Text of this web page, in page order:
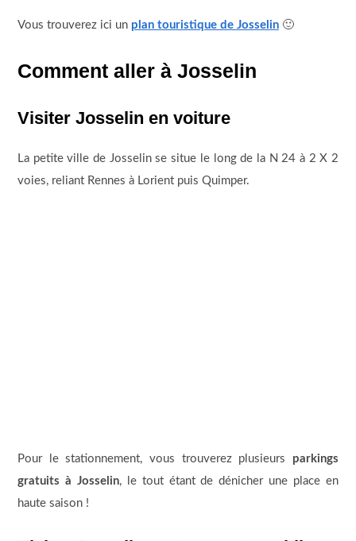
Vous trouverez ici un plan touristique de Josselin🙂
Comment aller à Josselin
Visiter Josselin en voiture
La petite ville de Josselin se situe le long de la N 24 à 2 X 2
voies, reliant Rennes à Lorient puis Quimper.
Pour le stationnement, vous trouverez plusieurs parkings
gratuits à Josselin, le tout étant de dénicher une place en
haute saison !